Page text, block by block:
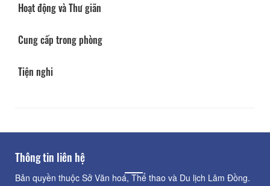
Hoạt động và Thư giãn
Cung cấp trong phòng
Tiện nghi
Thông tin liên hệ
Bản quyền thuộc Sở Văn hoá, Thể thao và Du lịch Lâm Đồng.